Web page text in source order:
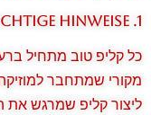
1. Wichtige Hinweise:
כל קליפ טוב מתחיל
ליצור קליפ שמרגש